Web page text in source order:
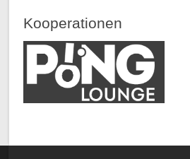
Kooperationen